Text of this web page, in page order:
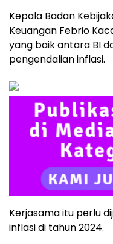
Kepala Badan
Keuangan Febrio
yang baik antara BI
pengendalian inflasi.
Kerjasama itu perlu
inflasi di tahun 2024.